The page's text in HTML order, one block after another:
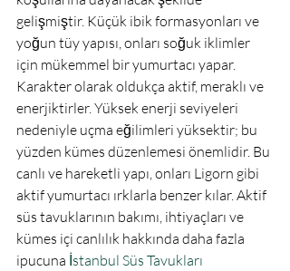
gelişmiştir. Küçük ibik formasyonları ve
yoğun tüy yapısı, onları soğuk iklimler
için mükemmel bir yumurtacı yapar.
Karakter olarak oldukça aktif, meraklı ve
enerjiktirler. Yüksek enerji seviyeleri
nedeniyle uçma eğilimleri yüksektir; bu
yüzden kümes düzenlemesi önemlidir. Bu
canlı ve hareketli yapı, onları Ligorn gibi
aktif yumurtacı ırklarla benzer kılar. Aktif
süs tavuklarının bakımı, ihtiyaçları ve
kümes içi canlılık hakkında daha fazla
ipucuna İstanbul Süs Tavukları